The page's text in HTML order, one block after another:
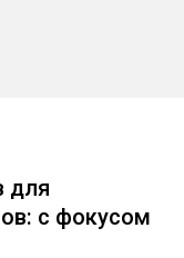
для
с фокусом